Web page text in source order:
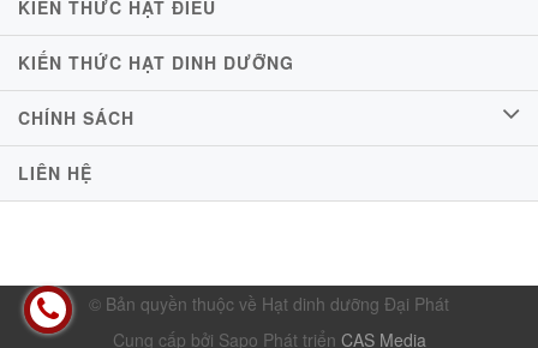
KIẾN THỨC HẠT ĐIỀU
KIẾN THỨC HẠT DINH DƯỠNG
CHÍNH SÁCH
LIÊN HỆ
© Bản quyền thuộc về Hạt dinh dưỡng Đại Phát
Cung cấp bởi Sapo Phát triển CAS Media